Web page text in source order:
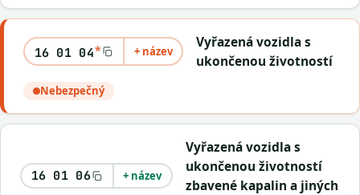
16 01 04* + název
Vyřazená vozidla s
ukončenou životností
Nebezpečný
16 01 06 + název
Vyřazená vozidla s
ukončenou životností
zbavené kapalin a jiných